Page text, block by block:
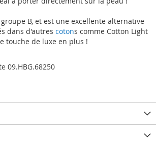
B, et est une excellente alternative
dans d'autres cotons comme Cotton Light
touche de luxe en plus !
09.HBG.68250